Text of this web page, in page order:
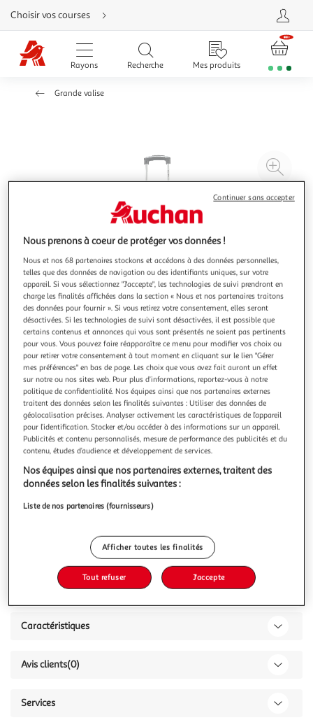
Aller
directement
au
contenu
Aller
directement
Aller
besoin
Choisir vos courses
Rayons Recherche Mes produits
Grande valise
à
Illustration
précédente
AIRPORT
Valise cabine rigide noire Wavy Pop 55x35x20cm
Valise ABS 8roues fermeture cadenas à combiansion TSA 1
compartiment zippé + 1 compartiment avec sangles
élastiques
En savoir +
Vous voulez connaître le prix de ce produit ?
Description
Caractéristiques
Avis clients(0)
Services
Nous prenons à coeur de protéger vos données !
Nous et nos 68 partenaires stockons et accédons à des données personnelles,
telles que des données de navigation ou des identifiants uniques, sur votre
appareil. Si vous sélectionnez "J'accepte", les technologies de suivi prendront en
charge les finalités affichées dans la section « Nous et nos partenaires traitons
des données pour fournir ». Si vous retirez votre consentement, elles seront
désactivées. Si les technologies de suivi sont désactivées, il est possible que
certains contenus et annonces qui vous sont présentés ne soient pas pertinents
pour vous. Vous pouvez faire réapparaître ce menu pour modifier vos choix ou
pour retirer votre consentement à tout moment en cliquant sur le lien "Gérer
mes préférences" en bas de page. Les choix que vous avez fait auront un effet
sur notre ou nos sites web. Pour plus d’informations, reportez-vous à notre
politique de confidentialité. Nos équipes ainsi que nos partenaires externes
traitent des données selon les finalités suivantes : Utiliser des données de
géolocalisation précises. Analyser activement les caractéristiques de l’appareil
pour l’identification. Stocker et/ou accéder à des informations sur un appareil.
Publicités et contenu personnalisés, mesure de performance des publicités et du
contenu, études d’audience et développement de services.
Nos équipes ainsi que nos partenaires externes, traitent des
données selon les finalités suivantes :
Liste de nos partenaires (fournisseurs)
Afficher toutes les finalités
Tout refuser J'accepte
Continuer sans accepter